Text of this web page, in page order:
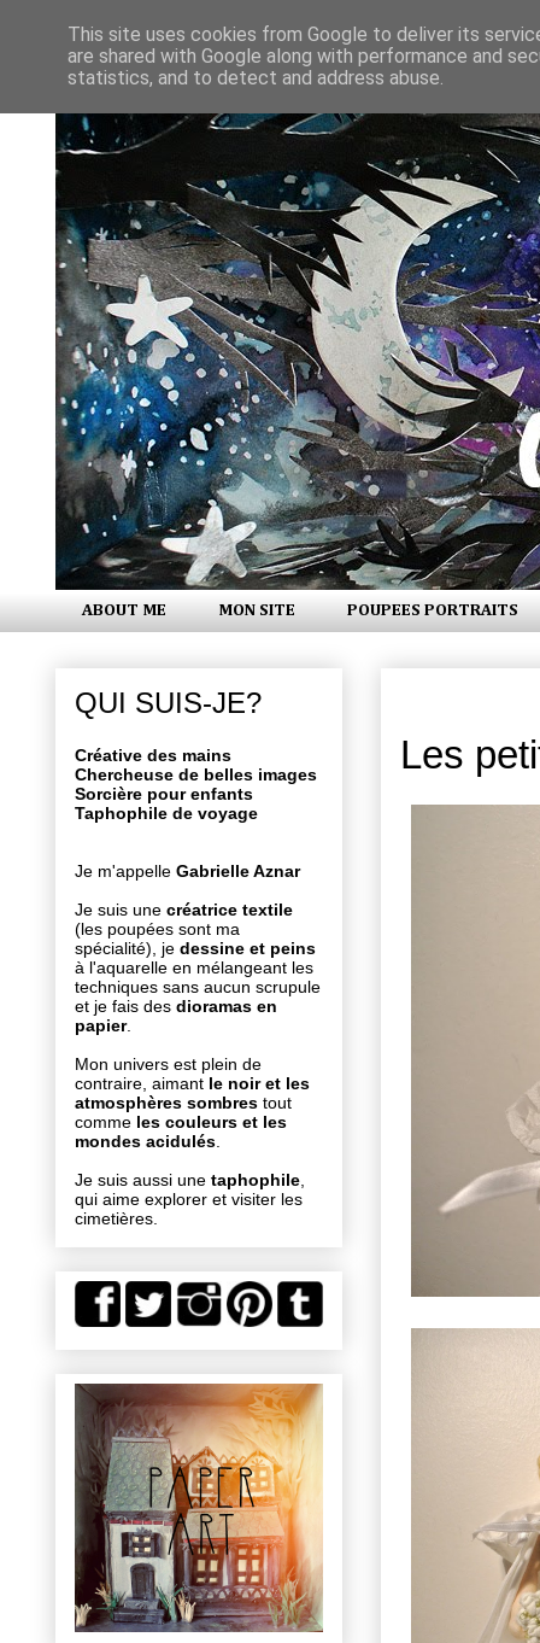
ABOUT ME MON SITE POUPEES PORTRAITS
Les
QUI SUIS-JE?
Créative des mains
Chercheuse de belles images
Sorcière pour enfants
Taphophile de voyage
Je m'appelle Gabrielle Aznar
Je suis une créatrice textile
(les poupées sont ma
spécialité), je dessine et peins
à l'aquarelle en mélangeant les
techniques sans aucun scrupule
et je fais des dioramas en
papier.
Mon univers est plein de
contraire, aimant le noir et les
atmosphères sombres tout
comme les couleurs et les
mondes acidulés
Je suis aussi une taphophile
qui aime explorer et visiter les
cimetières.
This site uses cookies from Google to deliver its
are shared with Google along with performance and
statistics, and to detect and address abuse.